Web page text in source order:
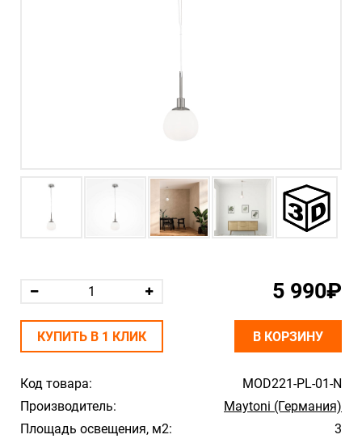
Код товара:
MOD221-PL-01-N
Производитель:
Maytoni (Германия)
Площадь освещения, м2:
3
5 990₽
КУПИТЬ В 1 КЛИК В КОРЗИНУ